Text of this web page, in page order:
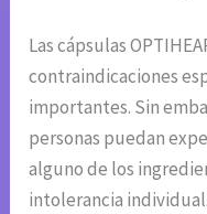
Las cápsulas
contraindicaciones
importantes. Sin
personas puedan
alguno de los
intolerancia individual.